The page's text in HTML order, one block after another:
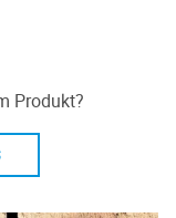
Produkt?